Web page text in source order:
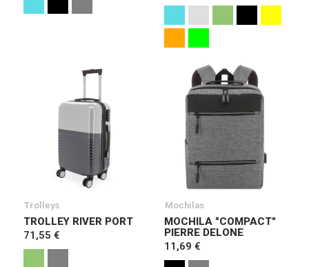
Trolleys
TROLLEY RIVER PORT
71,55 €
Mochilas
MOCHILA "COMPACT"
PIERRE DELONE
11,69 €